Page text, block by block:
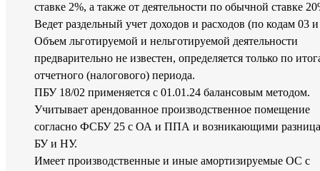
ставке 2%, а также от деятельности по обычной ставке
Ведет раздельный учет доходов и расходов (по кодам 03
Объем льготируемой и нельготируемой деятельности
предварительно не известен, определяется только по
отчетного (налогового) периода.
ПБУ 18/02 применяется с 01.01.24 балансовым методом.
Учитывает арендованное производственное помещение
согласно ФСБУ 25 с ОА и ППА и возникающими
БУ и НУ.
Имеет производственные и иные амортизируемые ОС с